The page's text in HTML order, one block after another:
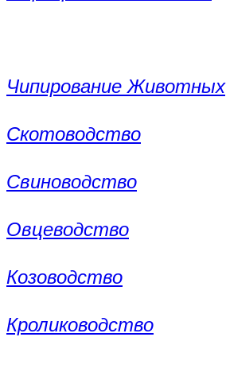
Чипирование Животных
Скотоводство
Свиноводство
Овцеводство
Козоводство
Кролиководство